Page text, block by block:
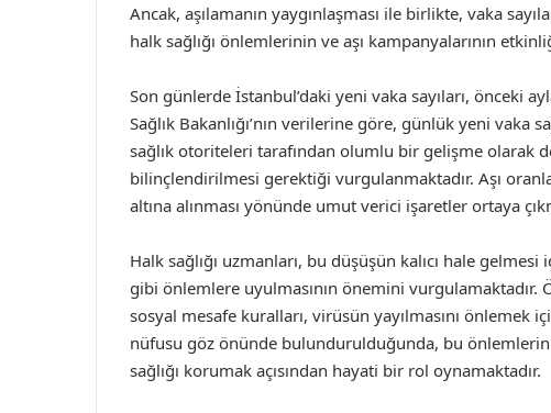
Ancak, aşılamanın yaygınlaşması ile birlikte, vaka
halk sağlığı önlemlerinin ve aşı kampanyalarının
Son günlerde İstanbul’daki yeni vaka sayıları, önceki
Sağlık Bakanlığı’nın verilerine göre, günlük yeni vaka
sağlık otoriteleri tarafından olumlu bir gelişme olarak
bilinçlendirilmesi gerektiği vurgulanmaktadır. Aşı
altına alınması yönünde umut verici işaretler ortaya
Halk sağlığı uzmanları, bu düşüşün kalıcı hale
gibi önlemlere uyulmasının önemini vurgulamaktadır.
sosyal mesafe kuralları, virüsün yayılmasını önlemek
nüfusu göz önünde bulundurulduğunda, bu
sağlığı korumak açısından hayati bir rol oynamaktadır.